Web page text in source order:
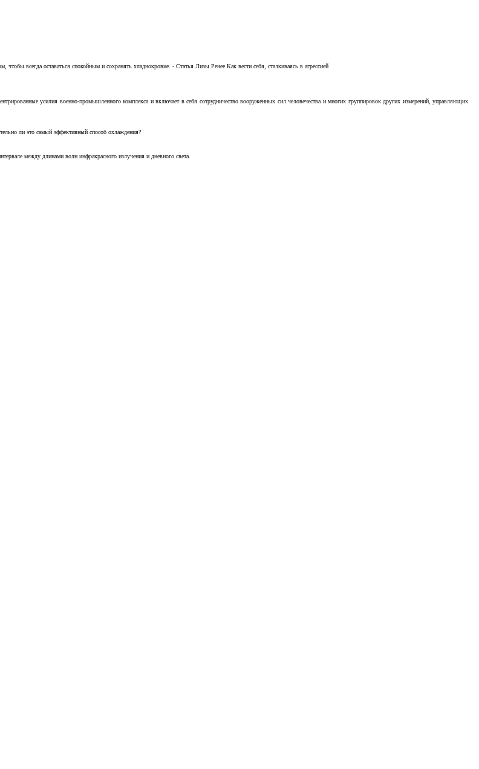
всегда оставаться спокойным и сохранять хладнокровие. - Статья Лизы Ренее Как вести себя, сталкиваясь в агрессией
усилия военно-промышленного комплекса и включает в себя сотрудничество вооруженных сил человечества и многих группировок других измерений, управляющих
ли это самый эффективный способ охлаждения?
между длинами волн инфракрасного излучения и дневного света.